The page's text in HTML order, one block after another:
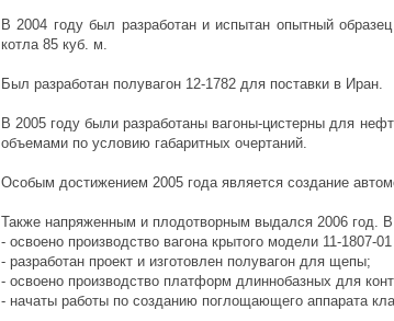
В 2004 году был разработан и испытан опытный
котла 85 куб. м.
Был разработан полувагон 12-1782 для поставки в Иран.
В 2005 году были разработаны вагоны-цистерны для
объемами по условию габаритных очертаний.
Особым достижением 2005 года является создание
Также напряженным и плодотворным выдался 2006 год. В
- освоено производство вагона крытого модели 11-1807-
- разработан проект и изготовлен полувагон для щепы;
- освоено производство платформ длиннобазных для
- начаты работы по созданию поглощающего аппарата